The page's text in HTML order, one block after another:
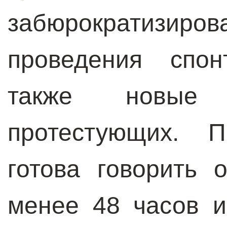
проведения
также новые
протестующих.
готова говорить
менее 48 часов